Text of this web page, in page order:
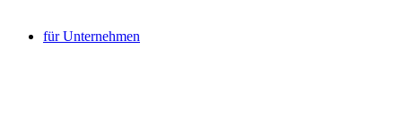
für Unternehmen